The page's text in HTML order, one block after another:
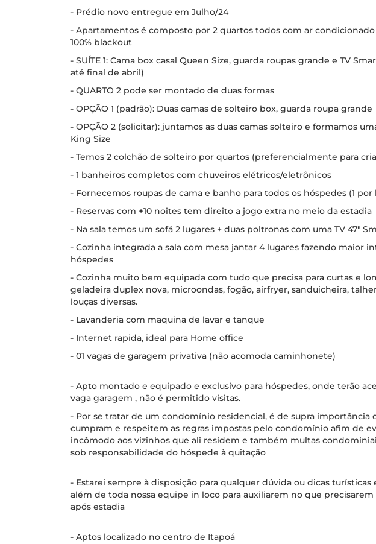
- Prédio novo entregue em Julho/24
- Apartamentos é composto por 2 quartos todos com ar
100% blackout
- SUÍTE 1: Cama box casal Queen Size, guarda roupas grande e TV
até final de abril)
- QUARTO 2 pode ser montado de duas formas
- OPÇÃO 1 (padrão): Duas camas de solteiro box, guarda roupa grande
- OPÇÃO 2 (solicitar): juntamos as duas camas solteiro e formamos
King Size
- Temos 2 colchão de solteiro por quartos (preferencialmente para
- 1 banheiros completos com chuveiros elétricos/eletrônicos
- Fornecemos roupas de cama e banho para todos os hóspedes (1 por
- Reservas com +10 noites tem direito a jogo extra no meio da estadia
- Na sala temos um sofá 2 lugares + duas poltronas com uma TV 47"
- Cozinha integrada a sala com mesa jantar 4 lugares fazendo maior
hóspedes
- Cozinha muito bem equipada com tudo que precisa para curtas e
geladeira duplex nova, microondas, fogão, airfryer, sanduicheira,
louças diversas.
- Lavanderia com maquina de lavar e tanque
- Internet rapida, ideal para Home office
- 01 vagas de garagem privativa (não acomoda caminhonete)
- Apto montado e equipado e exclusivo para hóspedes, onde terão
vaga garagem , não é permitido visitas.
- Por se tratar de um condomínio residencial, é de supra importância
cumpram e respeitem as regras impostas pelo condomínio afim de
incômodo aos vizinhos que ali residem e também multas
sob responsabilidade do hóspede à quitação
- Estarei sempre à disposição para qualquer dúvida ou dicas turísticas
além de toda nossa equipe in loco para auxiliarem no que precisarem
após estadia
- Aptos localizado no centro de Itapoá